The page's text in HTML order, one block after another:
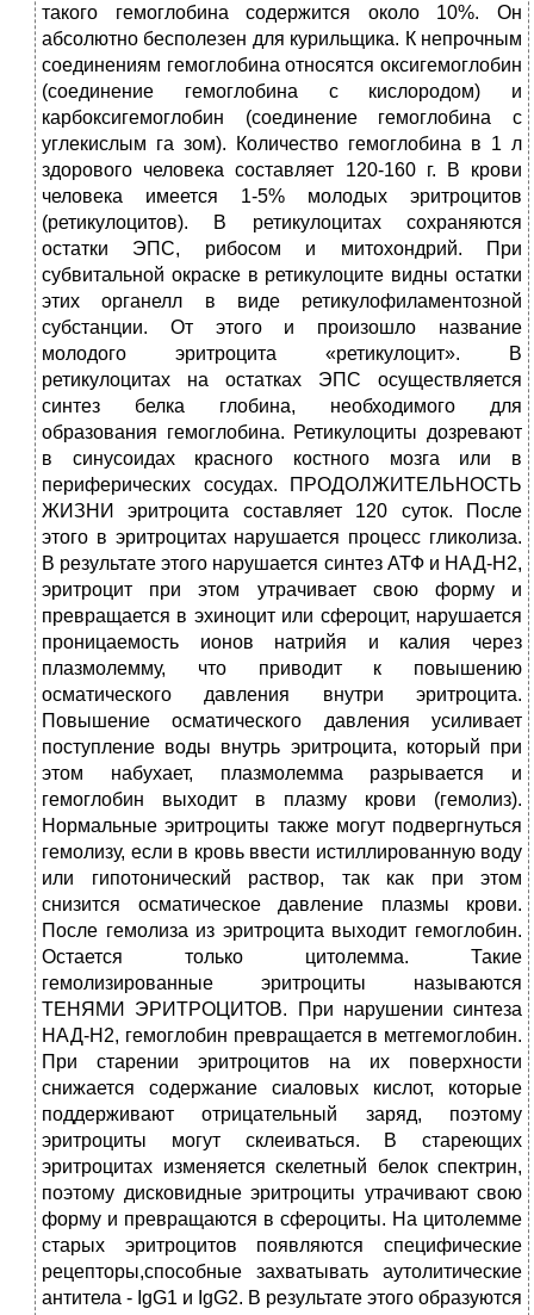
такого гемоглобина содержится около 10%. Он
абсолютно бесполезен для курильщика. К непрочным
соединениям гемоглобина относятся оксигемоглобин
(соединение гемоглобина с кислородом) и
карбоксигемоглобин (соединение гемоглобина с
углекислым га зом). Количество гемоглобина в 1 л
здорового человека составляет 120-160 г. В крови
человека имеется 1-5% молодых эритроцитов
(ретикулоцитов). В ретикулоцитах сохраняются
остатки ЭПС, рибосом и митохондрий. При
субвитальной окраске в ретикулоците видны остатки
этих органелл в виде ретикулофиламентозной
субстанции. От этого и произошло название
молодого эритроцита «ретикулоцит». В
ретикулоцитах на остатках ЭПС осуществляется
синтез белка глобина, необходимого для
образования гемоглобина. Ретикулоциты дозревают
в синусоидах красного костного мозга или в
периферических сосудах. ПРОДОЛЖИТЕЛЬНОСТЬ
ЖИЗНИ эритроцита составляет 120 суток. После
этого в эритроцитах нарушается процесс гликолиза.
В результате этого нарушается синтез АТФ и НАД-Н2,
эритроцит при этом утрачивает свою форму и
превращается в эхиноцит или сфероцит, нарушается
проницаемость ионов натрийя и калия через
плазмолемму, что приводит к повышению
осматического давления внутри эритроцита.
Повышение осматического давления усиливает
поступление воды внутрь эритроцита, который при
этом набухает, плазмолемма разрывается и
гемоглобин выходит в плазму крови (гемолиз).
Нормальные эритроциты также могут подвергнуться
гемолизу, если в кровь ввести истиллированную воду
или гипотонический раствор, так как при этом
снизится осматическое давление плазмы крови.
После гемолиза из эритроцита выходит гемоглобин.
Остается только цитолемма. Такие
гемолизированные эритроциты называются
ТЕНЯМИ ЭРИТРОЦИТОВ. При нарушении синтеза
НАД-Н2, гемоглобин превращается в метгемоглобин.
При старении эритроцитов на их поверхности
снижается содержание сиаловых кислот, которые
поддерживают отрицательный заряд, поэтому
эритроциты могут склеиваться. В стареющих
эритроцитах изменяется скелетный белок спектрин,
поэтому дисковидные эритроциты утрачивают свою
форму и превращаются в сфероциты. На цитолемме
старых эритроцитов появляются специфические
рецепторы,способные захватывать аутолитические
антитела - IgG1 и IgG2. В результате этого образуются